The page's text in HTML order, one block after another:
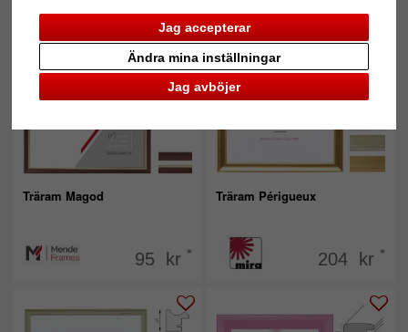
Jag accepterar
Jag avböjer
Ändra mina inställningar
Träram Magod
95 kr *
Träram Périgueux
204 kr *